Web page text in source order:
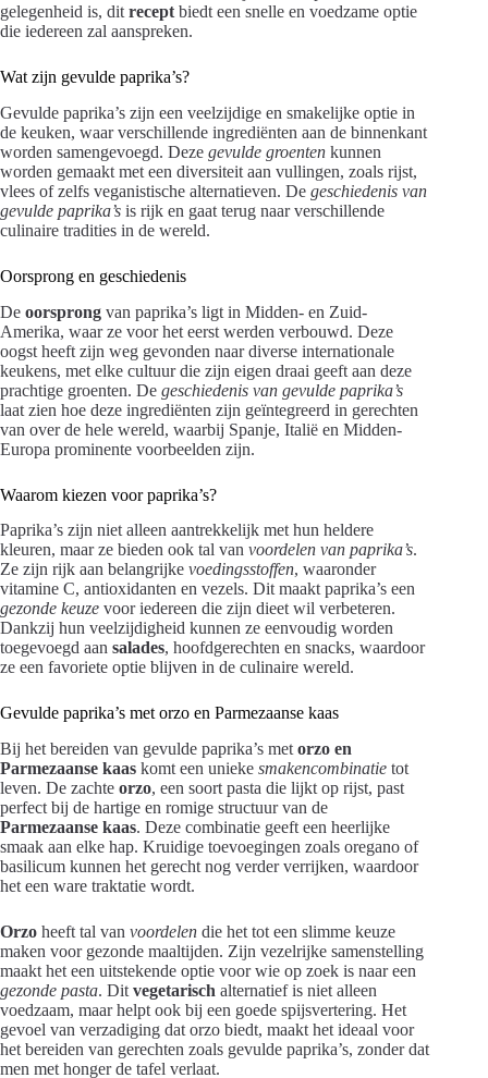
gelegenheid is, dit recept biedt een snelle en voedzame optie
die iedereen zal aanspreken.
Wat zijn gevulde paprika’s?
Gevulde paprika’s zijn een veelzijdige en smakelijke optie in
de keuken, waar verschillende ingrediënten aan de binnenkant
worden samengevoegd. Deze gevulde groenten kunnen
worden gemaakt met een diversiteit aan vullingen, zoals rijst,
vlees of zelfs veganistische alternatieven. De geschiedenis van
gevulde paprika’s is rijk en gaat terug naar verschillende
culinaire tradities in de wereld.
Oorsprong en geschiedenis
De oorsprong van paprika’s ligt in Midden- en Zuid-
Amerika, waar ze voor het eerst werden verbouwd. Deze
oogst heeft zijn weg gevonden naar diverse internationale
keukens, met elke cultuur die zijn eigen draai geeft aan deze
prachtige groenten. De geschiedenis van gevulde paprika’s
laat zien hoe deze ingrediënten zijn geïntegreerd in gerechten
van over de hele wereld, waarbij Spanje, Italië en Midden-
Europa prominente voorbeelden zijn.
Waarom kiezen voor paprika’s?
Paprika’s zijn niet alleen aantrekkelijk met hun heldere
kleuren, maar ze bieden ook tal van voordelen van paprika’s.
Ze zijn rijk aan belangrijke voedingsstoffen, waaronder
vitamine C, antioxidanten en vezels. Dit maakt paprika’s een
gezonde keuze voor iedereen die zijn dieet wil verbeteren.
Dankzij hun veelzijdigheid kunnen ze eenvoudig worden
toegevoegd aan salades, hoofdgerechten en snacks, waardoor
ze een favoriete optie blijven in de culinaire wereld.
Gevulde paprika’s met orzo en Parmezaanse kaas
Bij het bereiden van gevulde paprika’s met orzo en
Parmezaanse kaas komt een unieke smakencombinatie tot
leven. De zachte orzo, een soort pasta die lijkt op rijst, past
perfect bij de hartige en romige structuur van de
Parmezaanse kaas. Deze combinatie geeft een heerlijke
smaak aan elke hap. Kruidige toevoegingen zoals oregano of
basilicum kunnen het gerecht nog verder verrijken, waardoor
het een ware traktatie wordt.
Orzo heeft tal van voordelen die het tot een slimme keuze
maken voor gezonde maaltijden. Zijn vezelrijke samenstelling
maakt het een uitstekende optie voor wie op zoek is naar een
gezonde pasta. Dit vegetarisch alternatief is niet alleen
voedzaam, maar helpt ook bij een goede spijsvertering. Het
gevoel van verzadiging dat orzo biedt, maakt het ideaal voor
het bereiden van gerechten zoals gevulde paprika’s, zonder dat
men met honger de tafel verlaat.